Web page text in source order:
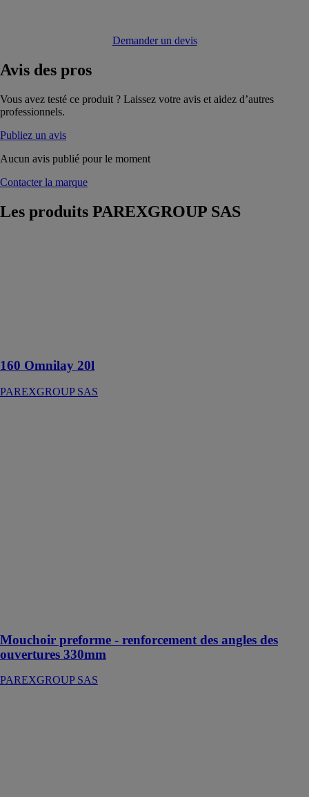
Demander un devis
Avis des pros
Vous avez testé ce produit ? Laissez votre avis et aidez d’autres
professionnels.
Publiez un avis
Aucun avis publié pour le moment
Contacter la marque
Les produits PAREXGROUP SAS
160 Omnilay 20l
PAREXGROUP SAS
Mouchoir preforme - renforcement des angles des
ouvertures 330mm
PAREXGROUP SAS